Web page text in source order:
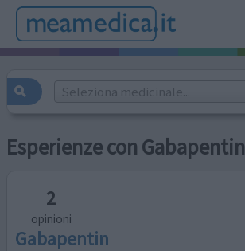
Seleziona medicinale...
Esperienze con Gabapentin
2
opinioni
Gabapentin